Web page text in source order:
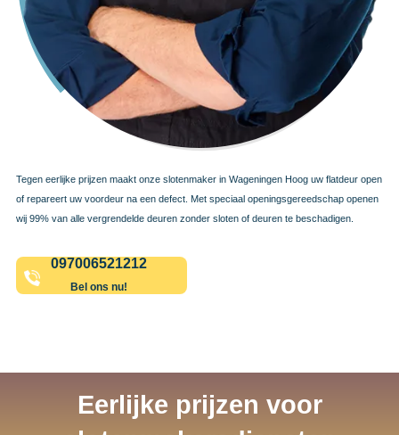
Tegen eerlijke prijzen maakt onze slotenmaker in Wageningen Hoog uw flatdeur open
of repareert uw voordeur na een defect. Met speciaal openingsgereedschap openen
wij 99% van alle vergrendelde deuren zonder sloten of deuren te beschadigen.
097006521212
Bel ons nu!
Eerlijke prijzen voor